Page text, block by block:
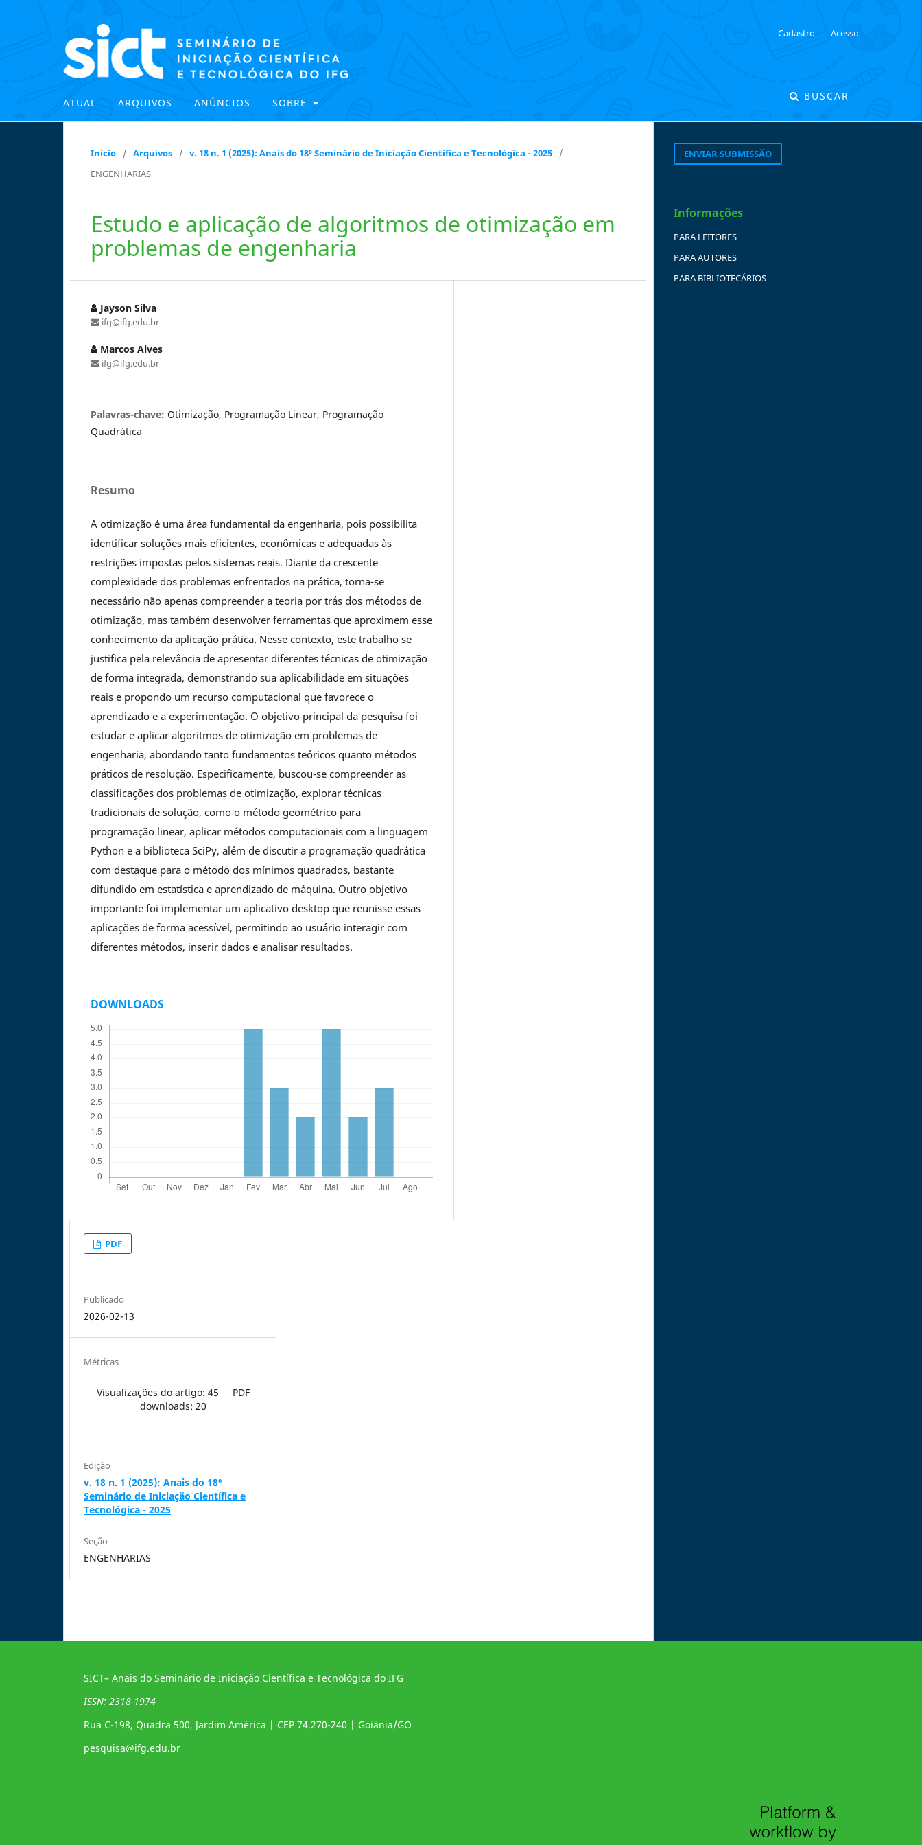
ATUAL ARQUIVOS ANÚNCIOS SOBRE
BUSCAR
Cadastro Acesso
Início / Arquivos / v. 18 n. 1 (2025): Anais do 18º Seminário de Iniciação Científica e Tecnológica - 2025
/
ENGENHARIAS
Estudo e aplicação de algoritmos de otimização em
problemas de engenharia
Jayson Silva
ifg@ifg.edu.br
Marcos Alves
ifg@ifg.edu.br
Palavras-chave: Otimização, Programação Linear, Programação
Quadrática
Resumo
A otimização é uma área fundamental da engenharia, pois possibilita
identificar soluções mais eficientes, econômicas e adequadas às
restrições impostas pelos sistemas reais. Diante da crescente
complexidade dos problemas enfrentados na prática, torna-se
necessário não apenas compreender a teoria por trás dos métodos de
otimização, mas também desenvolver ferramentas que aproximem esse
conhecimento da aplicação prática. Nesse contexto, este trabalho se
justifica pela relevância de apresentar diferentes técnicas de otimização
de forma integrada, demonstrando sua aplicabilidade em situações
reais e propondo um recurso computacional que favorece o
aprendizado e a experimentação. O objetivo principal da pesquisa foi
estudar e aplicar algoritmos de otimização em problemas de
engenharia, abordando tanto fundamentos teóricos quanto métodos
práticos de resolução. Especificamente, buscou-se compreender as
classificações dos problemas de otimização, explorar técnicas
tradicionais de solução, como o método geométrico para
programação linear, aplicar métodos computacionais com a linguagem
Python e a biblioteca SciPy, além de discutir a programação quadrática
com destaque para o método dos mínimos quadrados, bastante
difundido em estatística e aprendizado de máquina. Outro objetivo
importante foi implementar um aplicativo desktop que reunisse essas
aplicações de forma acessível, permitindo ao usuário interagir com
diferentes métodos, inserir dados e analisar resultados.
DOWNLOADS
PDF
Publicado
2026-02-13
Métricas
Visualizações do artigo: 45
PDF
downloads: 20
Edição
v. 18 n. 1 (2025): Anais do 18º
Seminário de Iniciação Científica e
Tecnológica - 2025
Seção
ENGENHARIAS
ENVIAR SUBMISSÃO
Informações
PARA LEITORES
PARA AUTORES
PARA BIBLIOTECÁRIOS
SICT– Anais do Seminário de Iniciação Científica e Tecnológica do IFG
ISSN: 2318-1974
Rua C-198, Quadra 500, Jardim América | CEP 74.270-240 | Goiânia/GO
pesquisa@ifg.edu.br